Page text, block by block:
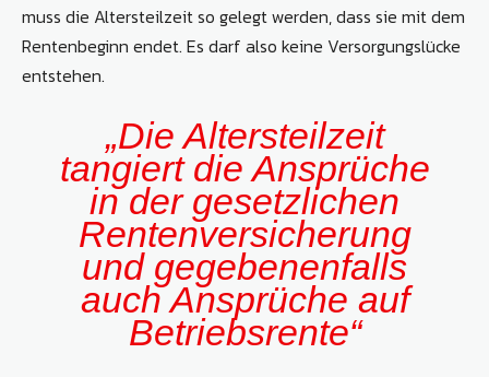
muss die Altersteilzeit so gelegt werden, dass sie mit dem
Rentenbeginn endet. Es darf also keine Versorgungslücke
entstehen.
„Die Altersteilzeit
tangiert die Ansprüche
in der gesetzlichen
Rentenversicherung
und gegebenenfalls
auch Ansprüche auf
Betriebsrente“